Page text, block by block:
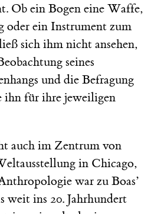
Ob ein Bogen eine Waffe,
oder ein Instrument zum
sich ihm nicht ansehen,
seines
und die Befragung
ihn für ihre jeweiligen
auch im Zentrum von
in Chicago,
war zu Boas’
weit ins 20. Jahrhundert